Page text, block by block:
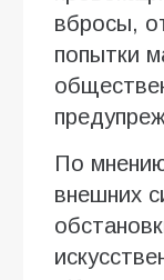
вбросы,
попытки
По
внешних